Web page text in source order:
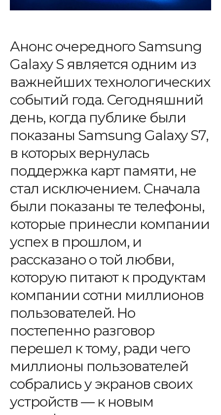
Анонс очередного Samsung
Galaxy S является одним из
важнейших технологических
событий года. Сегодняшний
день, когда публике были
показаны Samsung Galaxy S7,
в которых вернулась
поддержка карт памяти, не
стал исключением. Сначала
были показаны те телефоны,
которые принесли компании
успех в прошлом, и
рассказано о той любви,
которую питают к продуктам
компании сотни миллионов
пользователей. Но
постепенно разговор
перешел к тому, ради чего
миллионы пользователей
собрались у экранов своих
устройств — к новым